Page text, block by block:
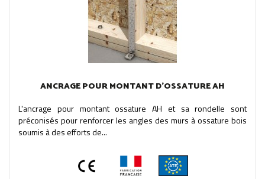
ANCRAGE POUR MONTANT D'OSSATURE AH
L'ancrage pour montant ossature AH et sa rondelle sont
préconisés pour renforcer les angles des murs à ossature bois
soumis à des efforts de...